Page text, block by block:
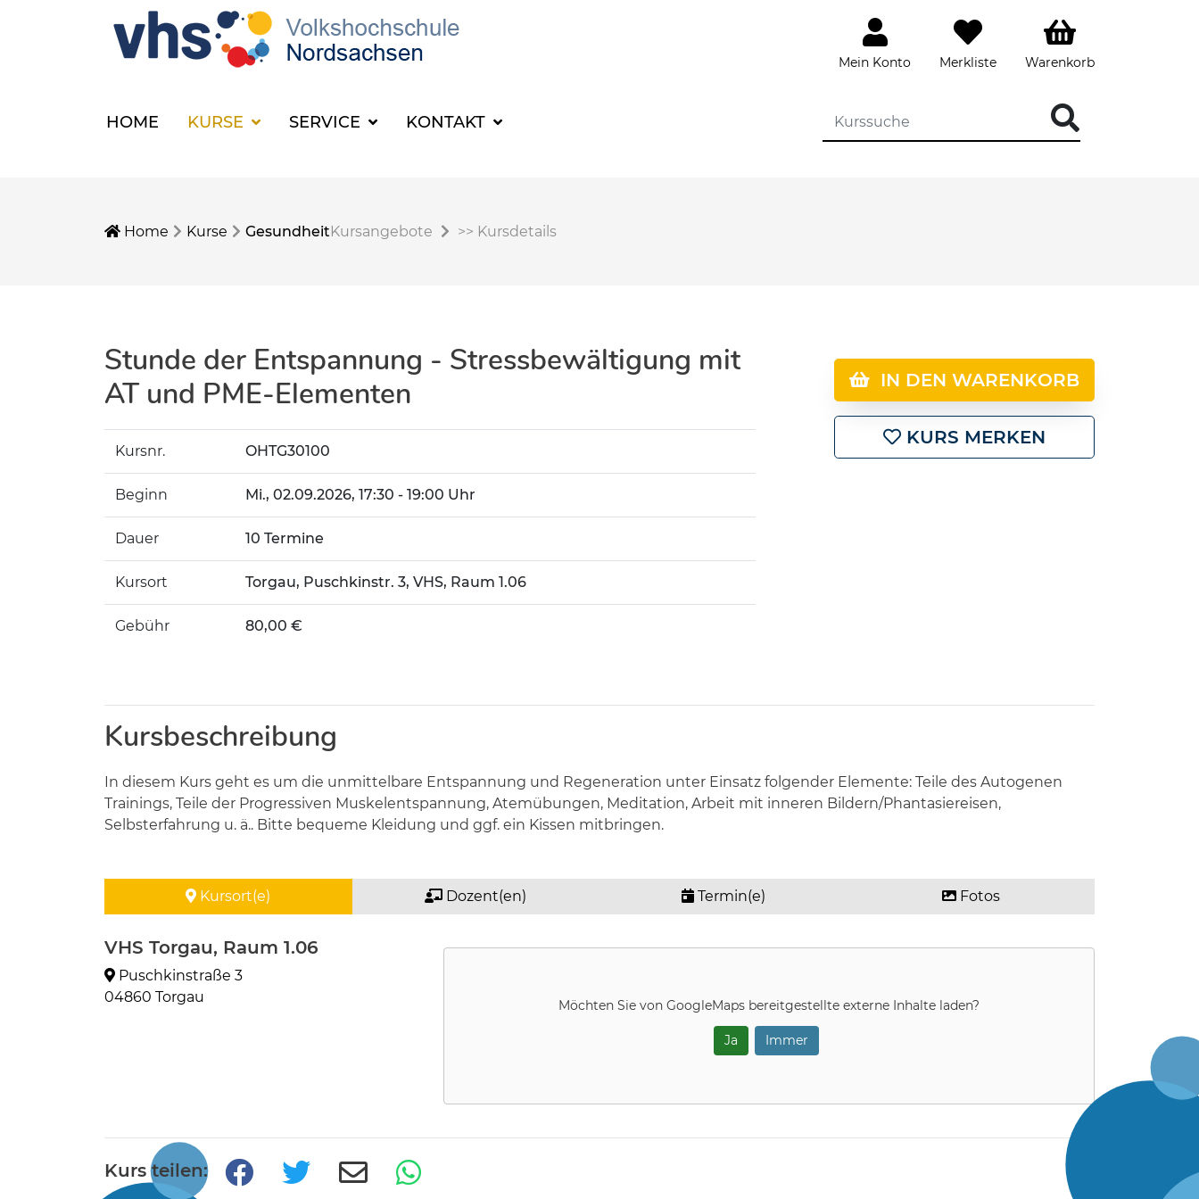
Mein Konto Merkliste Warenkorb
HOME KURSE SERVICE KONTAKT
Home Kurse GesundheitKursangebote >> Kursdetails
Stunde der Entspannung - Stressbewältigung mit
AT und PME-Elementen
Kursnr. OHTG30100
Beginn Mi., 02.09.2026, 17:30 - 19:00 Uhr
Dauer 10 Termine
Kursort Torgau, Puschkinstr. 3, VHS, Raum 1.06
Gebühr 80,00 €
IN DEN WARENKORB
KURS MERKEN
Kursbeschreibung
In diesem Kurs geht es um die unmittelbare Entspannung und Regeneration unter Einsatz folgender Elemente: Teile des Autogenen
Trainings, Teile der Progressiven Muskelentspannung, Atemübungen, Meditation, Arbeit mit inneren Bildern/Phantasiereisen,
Selbsterfahrung u. ä.. Bitte bequeme Kleidung und ggf. ein Kissen mitbringen.
Kursort(e) Dozent(en) Termin(e) Fotos
VHS Torgau, Raum 1.06
Puschkinstraße 3
04860 Torgau
Möchten Sie von GoogleMaps bereitgestellte externe Inhalte laden?
Ja Immer
Kurs teilen: